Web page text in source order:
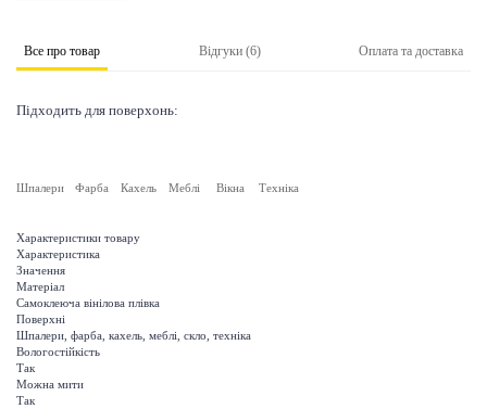
Все про товар Відгуки (6) Оплата та доставка
Підходить для поверхонь:
Шпалери Фарба Кахель Меблі Вікна Техніка
Характеристики товару
Характеристика
Значення
Матеріал
Самоклеюча вінілова плівка
Поверхні
Шпалери, фарба, кахель, меблі, скло, техніка
Вологостійкість
Так
Можна мити
Так